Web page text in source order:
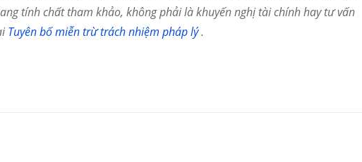
tính chất tham khảo, không phải là khuyến nghị tài chính hay tư vấn
Tuyên bố miễn trừ trách nhiệm pháp lý.